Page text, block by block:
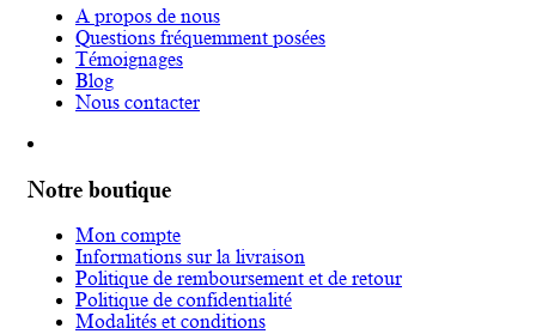
A propos de nous
Questions fréquemment posées
Témoignages
Blog
Nous contacter
Notre boutique
Mon compte
Informations sur la livraison
Politique de remboursement et de retour
Politique de confidentialité
Modalités et conditions